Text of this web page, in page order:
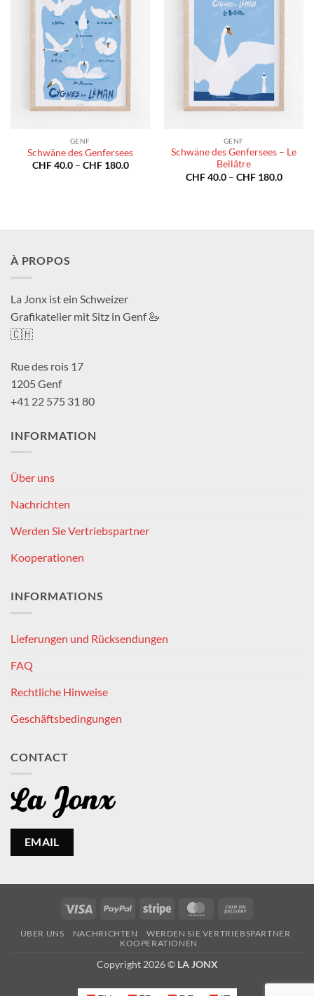
GENF
Schwäne des Genfersees
CHF40.0 – CHF180.0Preisspanne:
GENF
Schwäne des Genfersees – Le
Bellâtre
CHF40.0 – CHF180.0
À PROPOS
La Jonx ist ein Schweizer
Grafikatelier mit Sitz in Genf 🦢
🇨🇭
Rue des rois 17
1205 Genf
+41 22 575 31 80
INFORMATION
Über uns
Nachrichten
Werden Sie Vertriebspartner
Kooperationen
INFORMATIONS
Lieferungen und Rücksendungen
FAQ
Rechtliche Hinweise
Geschäftsbedingungen
CONTACT
EMAIL
Visa PayPal Stripe MasterCard
Delivery
ÜBER UNS NACHRICHTEN
WERDEN SIE VERTRIEBSPARTNER
KOOPERATIONEN
Copyright 2026 © LA JONX